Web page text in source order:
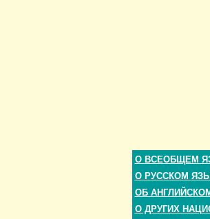
О ВСЕОБЩЕМ
О РУССКОМ
ОБ
О ДРУГИХ